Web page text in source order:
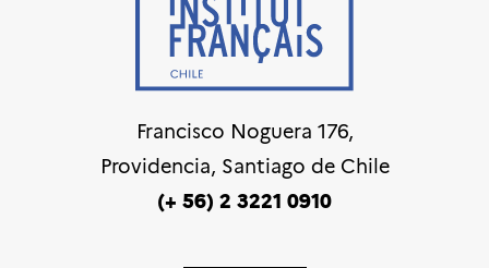
Francisco Noguera 176,
Providencia, Santiago de Chile
(+ 56) 2 3221 0910